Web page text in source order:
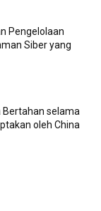
Pengelolaan
Siber yang
Bertahan selama
oleh China